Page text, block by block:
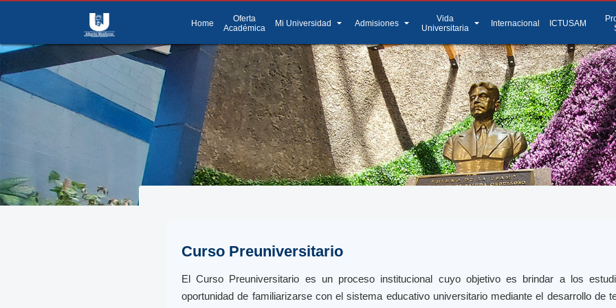
Home
Oferta
Académica
Mi Universidad arrow_drop_down Admisiones arrow_drop_down
Vida
Universitaria
arrow_drop_down Internacional ICTUSAM
Curso Preuniversitario
El Curso Preuniversitario es un proceso institucional cuyo objetivo es brindar a los
oportunidad de familiarizarse con el sistema educativo universitario mediante el desarrollo de